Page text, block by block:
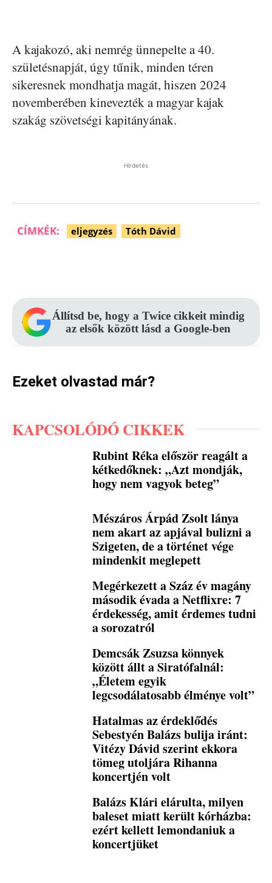
A kajakozó, aki nemrég ünnepelte a 40.
születésnapját, úgy tűnik, minden téren
sikeresnek mondhatja magát, hiszen 2024
novemberében kinevezték a magyar kajak
szakág szövetségi kapitányának.
Hirdetés
CÍMKÉK: eljegyzés Tóth Dávid
Állítsd be, hogy a Twice cikkeit mindig
az elsők között lásd a Google-ben
Ezeket olvastad már?
KAPCSOLÓDÓ CIKKEK
Rubint Réka először reagált a
kétkedőknek: „Azt mondják,
hogy nem vagyok beteg”
Mészáros Árpád Zsolt lánya
nem akart az apjával bulizni a
Szigeten, de a történet vége
mindenkit meglepett
Megérkezett a Száz év magány
második évada a Netflixre: 7
érdekesség, amit érdemes tudni
a sorozatról
Demcsák Zsuzsa könnyek
között állt a Siratófalnál:
„Életem egyik
legcsodálatosabb élménye volt”
Hatalmas az érdeklődés
Sebestyén Balázs bulija iránt:
Vitézy Dávid szerint ekkora
tömeg utoljára Rihanna
koncertjén volt
Balázs Klári elárulta, milyen
baleset miatt került kórházba:
ezért kellett lemondaniuk a
koncertjüket